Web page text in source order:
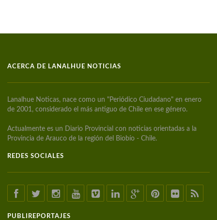
ACERCA DE LANALHUE NOTICIAS
Lanalhue Noticas, nace como un "Periódico Ciudadano" en enero
de 2001, considerado el más antiguo de Chile en ese género.
Actualmente es un Diario Provincial con noticias orientadas a la
Provincia de Arauco de la región del Biobío - Chile.
REDES SOCIALES
PUBLIREPORTAJES